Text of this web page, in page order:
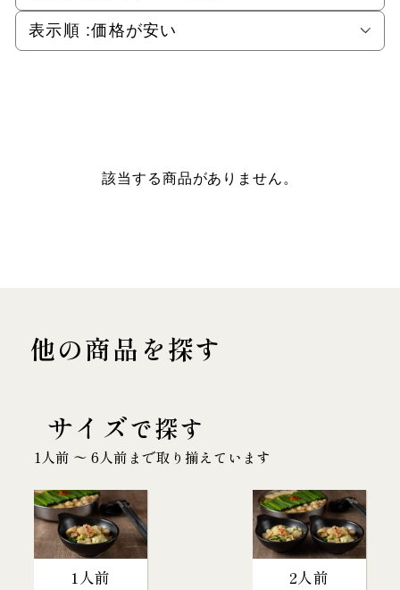
表示順 :価格が安い
該当する商品がありません。
他の商品を探す
サイズで探す
1人前 〜 6人前まで取り揃えています
1人前 2人前